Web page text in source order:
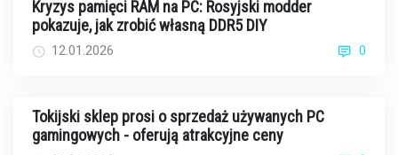
Kryzys pamięci RAM na PC: Rosyjski modder
pokazuje, jak zrobić własną DDR5 DIY
12.01.2026 0
Tokijski sklep prosi o sprzedaż używanych PC
gamingowych - oferują atrakcyjne ceny